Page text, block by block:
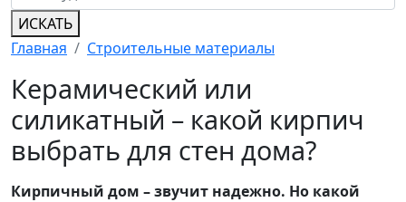
ИСКАТЬ
Главная
Строительные материалы
Керамический или
силикатный – какой кирпич
выбрать для стен дома?
Кирпичный дом – звучит надежно. Но какой